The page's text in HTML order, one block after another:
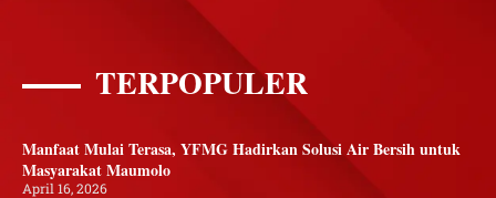
TERPOPULER
Manfaat Mulai Terasa, YFMG Hadirkan Solusi Air Bersih untuk
Masyarakat Maumolo
April 16, 2026